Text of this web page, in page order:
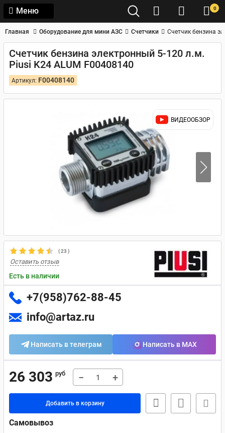
Меню 0
Главная Оборудование для мини АЗС Счетчики Счетчик бензина
Счетчик бензина электронный 5-120 л.м.
Piusi K24 ALUM F00408140
Артикул: F00408140
ВИДЕООБЗОР
(23 )
Оставить отзыв
Есть в наличии
+7(958)762-88-45
info@artaz.ru
Написать в телеграм Написать в MAX
26 303 руб − +
Добавить в корзину
Самовывоз